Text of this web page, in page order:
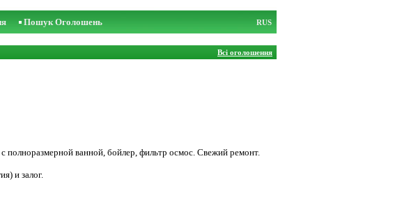
Пошук Оголошень RUS
Всі оголошення
ванной, бойлер, фильтр осмос. Свежий ремонт.
и залог.